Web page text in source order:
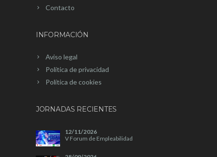
Contacto
INFORMACIÓN
Aviso legal
Política de privacidad
Política de cookies
JORNADAS RECIENTES
12/11/2026
V Forum de Empleabilidad